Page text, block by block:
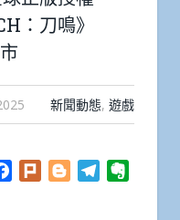
：刀鳴》
新聞動態, 遊戲
Facebook
Plurk BloggerTelegram